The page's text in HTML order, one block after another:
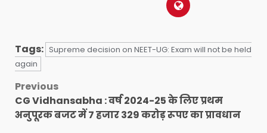
Tags: Supreme decision on NEET-UG: Exam will not be held
again
Post
navigation
Previous
CG Vidhansabha : वर्ष 2024-25 के लिए प्रथम
अनुपूरक बजट में 7 हजार 329 करोड़ रूपए का प्रावधान